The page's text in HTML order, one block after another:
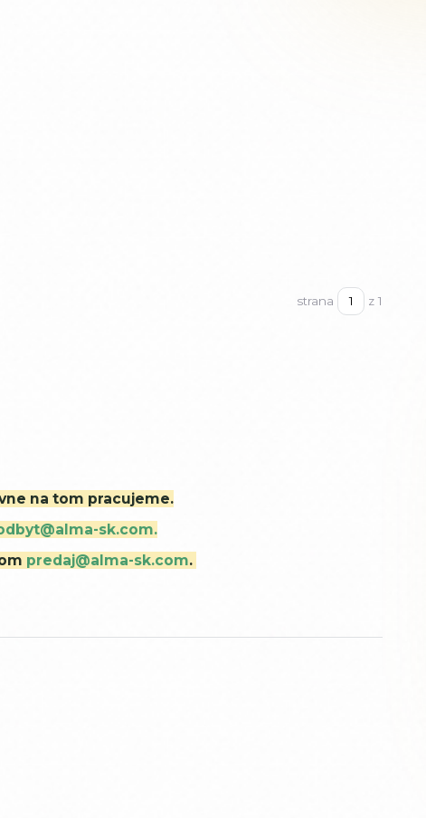
strana z 1
na tom pracujeme.
sk.com.
predaj@alma-sk.com.